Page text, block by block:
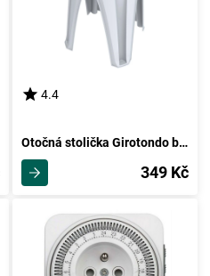
4.4
Otočná stolička Girotondo bílá, 35 x 35 x 45,5 cm
349 Kč